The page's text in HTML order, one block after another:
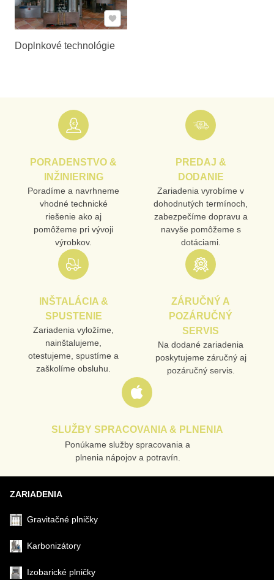
Doplnkové technológie
Pridať k Obľúbeným
PORADENSTVO &
INŽINIERING
Poradíme a navrhneme
vhodné technické
riešenie ako aj
pomôžeme pri vývoji
výrobkov.
PREDAJ &
DODANIE
Zariadenia vyrobíme v
dohodnutých termínoch,
zabezpečíme dopravu a
navyše pomôžeme s
dotáciami.
INŠTALÁCIA &
SPUSTENIE
Zariadenia vyložíme,
nainštalujeme,
otestujeme, spustíme a
zaškolíme obsluhu.
ZÁRUČNÝ A
POZÁRUČNÝ
SERVIS
Na dodané zariadenia
poskytujeme záručný aj
pozáručný servis.
SLUŽBY SPRACOVANIA & PLNENIA
Ponúkame služby spracovania a
plnenia nápojov a potravín.
ZARIADENIA
Gravitačné plničky
Karbonizátory
Izobarické plničky